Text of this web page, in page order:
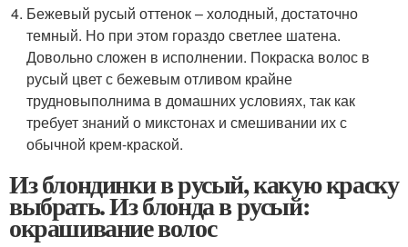
Бежевый русый оттенок – холодный, достаточно
темный. Но при этом гораздо светлее шатена.
Довольно сложен в исполнении. Покраска волос в
русый цвет с бежевым отливом крайне
трудновыполнима в домашних условиях, так как
требует знаний о микстонах и смешивании их с
обычной крем-краской.
Из блондинки в русый, какую краску
выбрать. Из блонда в русый:
окрашивание волос